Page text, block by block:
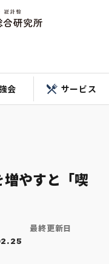
会 サービス
やすと「喫
最終更新日